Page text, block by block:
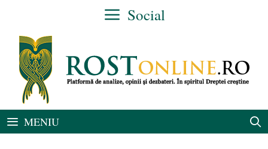
conținut
Social
MENIU